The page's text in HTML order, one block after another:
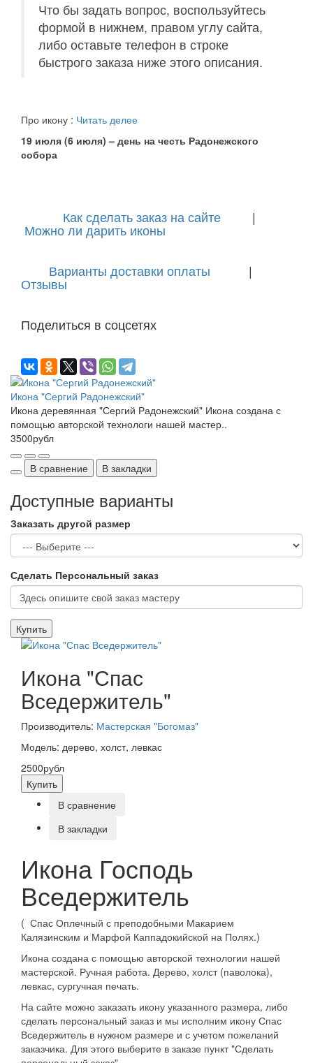
Что бы задать вопрос, воспользуйтесь
формой в нижнем, правом углу сайта,
либо оставьте телефон в строке
быстрого заказа ниже этого описания.
Про икону : Читать делее
19 июля (6 июля) – день на честь Радонежского
собора
Как сделать заказ на сайте |
Можно ли дарить иконы
Варианты доставки оплаты |
Отзывы
Поделиться в соцсетях
Икона "Сергий Радонежский"
Икона деревянная "Сергий Радонежский" Икона создана с
помощью авторской технологи нашей мастер..
3500рубл
В сравнение В закладки
Доступные варианты
Заказать другой размер
Сделать Персональный заказ
Купить
Икона "Спас
Вседержитель"
Производитель: Мастерская "Богомаз"
Модель: дерево, холст, левкас
2500рубл
Купить
В сравнение
В закладки
Икона Господь
Вседержитель
( Спас Оплечный с преподобными Макарием
Калязинским и Марфой Каппадокийской на Полях.)
Икона создана с помощью авторской технологии нашей
мастерской. Ручная работа. Дерево, холст (паволока),
левкас, сургучная печать.
На сайте можно заказать икону указанного размера, либо
сделать персональный заказ и мы исполним икону Спас
Вседержитель в нужном размере и с учетом пожеланий
заказчика. Для этого выберите в заказе пункт "Сделать